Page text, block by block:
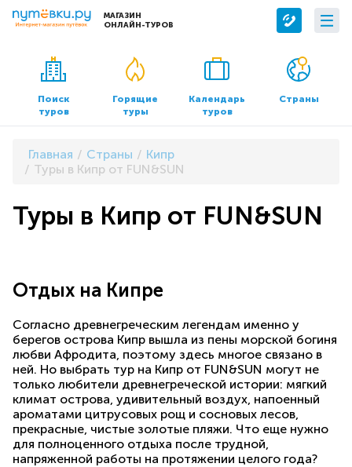
МАГАЗИН
ОНЛАЙН-ТУРОВ
Сервисы
Бронирование отелей
Трансфер
О компании
О нас
Контакты
Поиск
туров
Горящие
туры
Календарь
туров
Страны
Главная Страны
Кипр
Туры в Кипр от FUN&SUN
Туры в Кипр от FUN&SUN
Отдых на Кипре
Согласно древнегреческим легендам именно у
берегов острова Кипр вышла из пены морской богиня
любви Афродита, поэтому здесь многое связано в
ней. Но выбрать тур на Кипр от FUN&SUN могут не
только любители древнегреческой истории: мягкий
климат острова, удивительный воздух, напоенный
ароматами цитрусовых рощ и сосновых лесов,
прекрасные, чистые золотые пляжи. Что еще нужно
для полноценного отдыха после трудной,
напряженной работы на протяжении целого года?